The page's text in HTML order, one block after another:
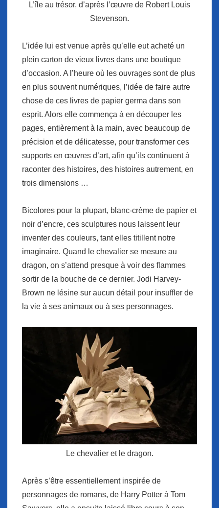
L’île au trésor, d’après l’œuvre de Robert Louis
Stevenson.
L’idée lui est venue après qu’elle eut acheté un
plein carton de vieux livres dans une boutique
d’occasion. A l’heure où les ouvrages sont de plus
en plus souvent numériques, l’idée de faire autre
chose de ces livres de papier germa dans son
esprit. Alors elle commença à en découper les
pages, entièrement à la main, avec beaucoup de
précision et de délicatesse, pour transformer ces
supports en œuvres d’art, afin qu’ils continuent à
raconter des histoires, des histoires autrement, en
trois dimensions …
Bicolores pour la plupart, blanc-crème de papier et
noir d’encre, ces sculptures nous laissent leur
inventer des couleurs, tant elles titillent notre
imaginaire. Quand le chevalier se mesure au
dragon, on s’attend presque à voir des flammes
sortir de la bouche de ce dernier. Jodi Harvey-
Brown ne lésine sur aucun détail pour insuffler de
la vie à ses animaux ou à ses personnages.
Le chevalier et le dragon.
Après s’être essentiellement inspirée de
personnages de romans, de Harry Potter à Tom